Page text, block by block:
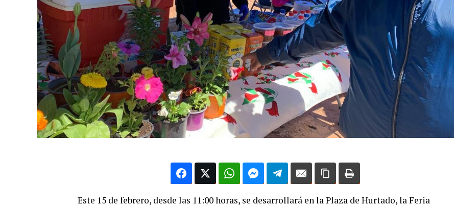
Este 15 de febrero, desde las 11:00 horas, se desarrollará en la Plaza de Hurtado, la Feria